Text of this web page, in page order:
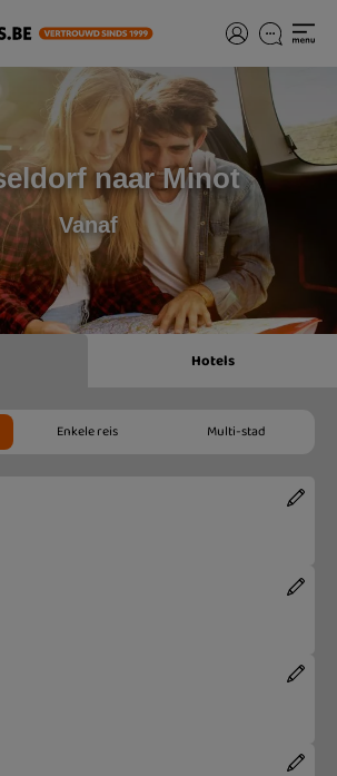
naar Minot
Vanaf